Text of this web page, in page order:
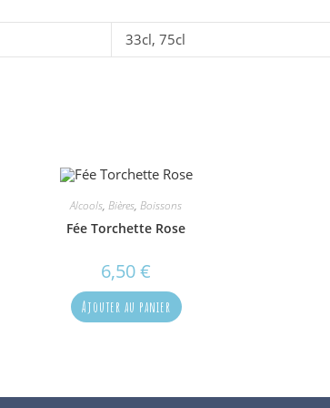
33cl, 75cl
Alcools,Bières,Boissons
Fée Torchette Rose
6,50€
Ajouter au panier